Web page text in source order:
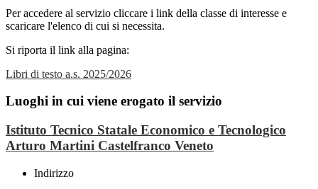
Per accedere al servizio cliccare i link della classe di interesse e
scaricare l'elenco di cui si necessita.
Si riporta il link alla pagina:
Libri di testo a.s. 2025/2026
Luoghi in cui viene erogato il servizio
Istituto Tecnico Statale Economico e Tecnologico
Arturo Martini Castelfranco Veneto
Indirizzo